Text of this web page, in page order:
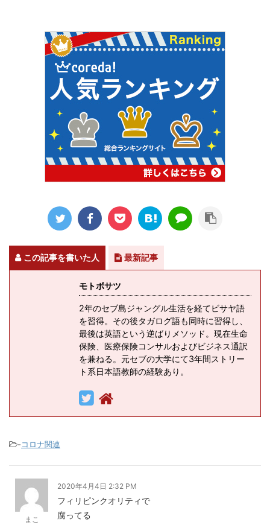
この記事を書いた人 最新記事
モトボサツ
2年のセブ島ジャングル生活を経てビサヤ語
を習得。その後タガログ語も同時に習得し、
最後は英語という逆ばりメソッド。現在生命
保険、医療保険コンサルおよびビジネス通訳
を兼ねる。元セブの大学にて3年間ストリー
ト系日本語教師の経験あり。
-コロナ関連
まこ
2020年4月4日 2:32 PM
フィリピンクオリティで
腐ってる